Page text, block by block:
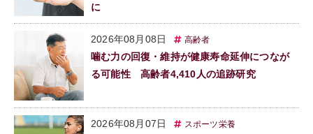
に
2026年08月08日 高齢者
噛む力の回復・維持が健康寿命延伸につなが
る可能性 高齢者4,410人の追跡研究
2026年08月07日 スポーツ栄養